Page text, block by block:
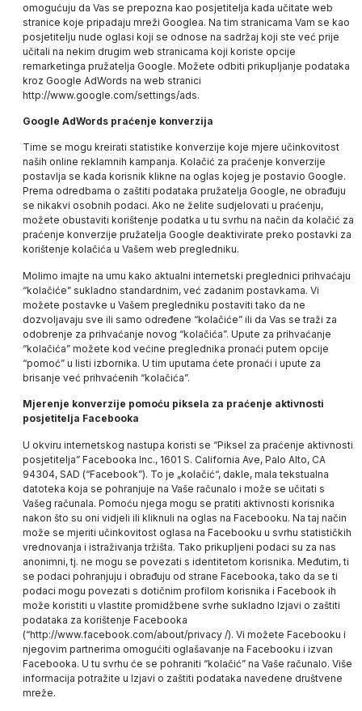
omogućuju da Vas se prepozna kao posjetitelja kada učitate web
stranice koje pripadaju mreži Googlea. Na tim stranicama Vam se kao
posjetitelju nude oglasi koji se odnose na sadržaj koji ste već prije
učitali na nekim drugim web stranicama koji koriste opcije
remarketinga pružatelja Google. Možete odbiti prikupljanje podataka
kroz Google AdWords na web stranici
http://www.google.com/settings/ads.
Google AdWords praćenje konverzija
Time se mogu kreirati statistike konverzije koje mjere učinkovitost
naših online reklamnih kampanja. Kolačić za praćenje konverzije
postavlja se kada korisnik klikne na oglas kojeg je postavio Google.
Prema odredbama o zaštiti podataka pružatelja Google, ne obrađuju
se nikakvi osobnih podaci. Ako ne želite sudjelovati u praćenju,
možete obustaviti korištenje podatka u tu svrhu na način da kolačić za
praćenje konverzije pružatelja Google deaktivirate preko postavki za
korištenje kolačića u Vašem web pregledniku.
Molimo imajte na umu kako aktualni internetski preglednici prihvaćaju
“kolačiće” sukladno standardnim, već zadanim postavkama. Vi
možete postavke u Vašem pregledniku postaviti tako da ne
dozvoljavaju sve ili samo određene “kolačiće” ili da Vas se traži za
odobrenje za prihvaćanje novog “kolačića”. Upute za prihvaćanje
“kolačića” možete kod većine preglednika pronaći putem opcije
“pomoć” u listi izbornika. U tim uputama ćete pronaći i upute za
brisanje već prihvaćenih “kolačića”.
Mjerenje konverzije pomoću piksela za praćenje aktivnosti
posjetitelja Facebooka
U okviru internetskog nastupa koristi se “Piksel za praćenje aktivnosti
posjetitelja” Facebooka Inc., 1601 S. California Ave, Palo Alto, CA
94304, SAD (“Facebook”). To je „kolačić“, dakle, mala tekstualna
datoteka koja se pohranjuje na Vaše računalo i može se učitati s
Vašeg računala. Pomoću njega mogu se pratiti aktivnosti korisnika
nakon što su oni vidjeli ili kliknuli na oglas na Facebooku. Na taj način
može se mjeriti učinkovitost oglasa na Facebooku u svrhu statističkih
vrednovanja i istraživanja tržišta. Tako prikupljeni podaci su za nas
anonimni, tj. ne mogu se povezati s identitetom korisnika. Međutim, ti
se podaci pohranjuju i obrađuju od strane Facebooka, tako da se ti
podaci mogu povezati s dotičnim profilom korisnika i Facebook ih
može koristiti u vlastite promidžbene svrhe sukladno Izjavi o zaštiti
podataka za korištenje Facebooka
(“http://www.facebook.com/about/privacy /). Vi možete Facebooku i
njegovim partnerima omogućiti oglašavanje na Facebooku i izvan
Facebooka. U tu svrhu će se pohraniti “kolačić” na Vaše računalo. Više
informacija potražite u Izjavi o zaštiti podataka navedene društvene
mreže.